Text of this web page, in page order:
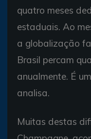
quatro meses
estaduais. Ao
a globalização
Brasil percam
anualmente. É
analisa.
Muitas destas